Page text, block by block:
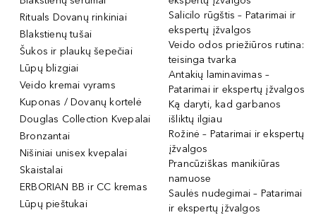
Rituals Dovanų rinkiniai
Blakstienų tušai
Šukos ir plaukų šepečiai
Lūpų blizgiai
Veido kremai vyrams
Kuponas / Dovanų kortelė
Douglas Collection Kvepalai
Bronzantai
Nišiniai unisex kvepalai
Skaistalai
ERBORIAN BB ir CC kremas
Lūpų pieštukai
Salicilo rūgštis – Patarimai ir
ekspertų įžvalgos
Veido odos priežiūros rutina:
teisinga tvarka
Antakių laminavimas –
Patarimai ir ekspertų įžvalgos
Ką daryti, kad garbanos
išliktų ilgiau
Rožinė – Patarimai ir ekspertų
įžvalgos
Prancūziškas manikiūras
namuose
Saulės nudegimai – Patarimai
ir ekspertų įžvalgos